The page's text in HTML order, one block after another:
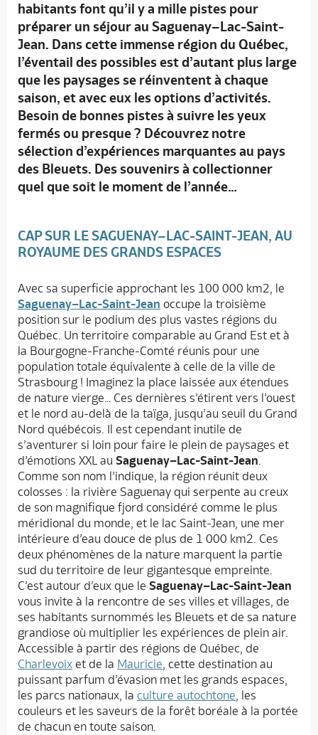
habitants font qu’il y a mille pistes pour
préparer un séjour au Saguenay–Lac-Saint-
Jean. Dans cette immense région du Québec,
l’éventail des possibles est d’autant plus large
que les paysages se réinventent à chaque
saison, et avec eux les options d’activités.
Besoin de bonnes pistes à suivre les yeux
fermés ou presque ? Découvrez notre
sélection d’expériences marquantes au pays
des Bleuets. Des souvenirs à collectionner
quel que soit le moment de l’année…
CAP SUR LE SAGUENAY–LAC-SAINT-JEAN, AU
ROYAUME DES GRANDS ESPACES
Avec sa superficie approchant les 100 000 km2, le
Saguenay–Lac-Saint-Jean occupe la troisième
position sur le podium des plus vastes régions du
Québec. Un territoire comparable au Grand Est et à
la Bourgogne-Franche-Comté réunis pour une
population totale équivalente à celle de la ville de
Strasbourg ! Imaginez la place laissée aux étendues
de nature vierge… Ces dernières s’étirent vers l’ouest
et le nord au-delà de la taïga, jusqu’au seuil du Grand
Nord québécois. Il est cependant inutile de
s’aventurer si loin pour faire le plein de paysages et
d’émotions XXL au Saguenay–Lac-Saint-Jean.
Comme son nom l’indique, la région réunit deux
colosses : la rivière Saguenay qui serpente au creux
de son magnifique fjord considéré comme le plus
méridional du monde, et le lac Saint-Jean, une mer
intérieure d’eau douce de plus de 1 000 km2. Ces
deux phénomènes de la nature marquent la partie
sud du territoire de leur gigantesque empreinte.
C’est autour d’eux que le Saguenay–Lac-Saint-Jean
vous invite à la rencontre de ses villes et villages, de
ses habitants surnommés les Bleuets et de sa nature
grandiose où multiplier les expériences de plein air.
Accessible à partir des régions de Québec, de
Charlevoix et de la Mauricie, cette destination au
puissant parfum d’évasion met les grands espaces,
les parcs nationaux, la culture autochtone, les
couleurs et les saveurs de la forêt boréale à la portée
de chacun en toute saison.